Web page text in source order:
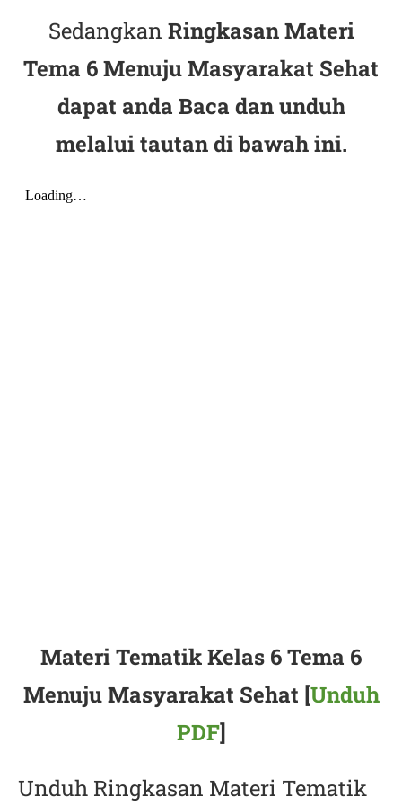
Sedangkan Ringkasan Materi
Tema 6 Menuju Masyarakat Sehat
dapat anda Baca dan unduh
melalui tautan di bawah ini.
Materi Tematik Kelas 6 Tema 6
Menuju Masyarakat Sehat [Unduh
PDF]
Unduh Ringkasan Materi Tematik